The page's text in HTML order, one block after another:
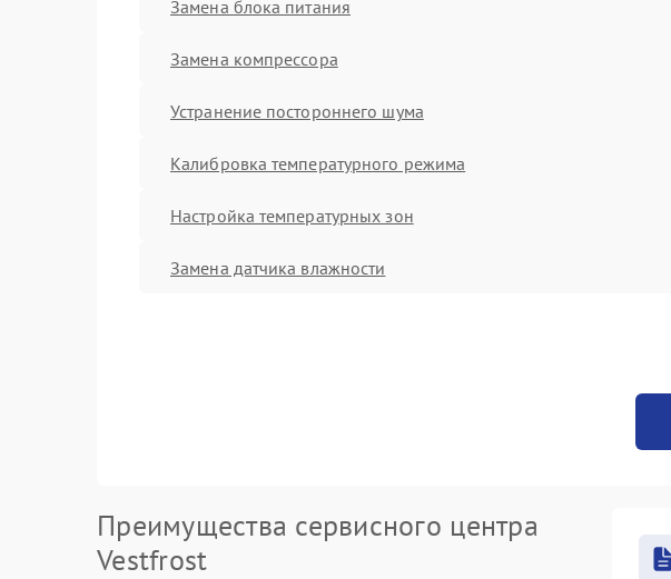
Замена блока питания
Замена компрессора
Устранение постороннего шума
Калибровка температурного режима
Настройка температурных зон
Замена датчика влажности
Преимущества сервисного центра
Vestfrost